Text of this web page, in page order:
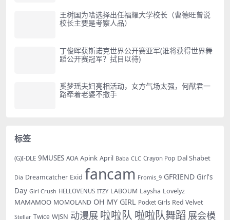
王树国为啥选择出任福耀大学校长（曹德旺曾说
校长主要是考察人品）
丁俊晖获斯诺克世界公开赛亚军(谁将获得世界舞
蹈公开赛冠军？拭目以待)
奚梦瑶夫妇亮相活动，女方气场太强，何猷君一
路牵着老婆不撒手
标签
(G)I-DLE 9MUSES AOA Apink April Baba CLC Crayon Pop Dal Shabet
Dia Dreamcatcher Exid fancam Fromis_9 GFRIEND Girl's
Day Girl Crush HELLOVENUS ITZY LABOUM Laysha Lovelyz
MAMAMOO MOMOLAND OH MY GIRL Pocket Girls Red Velvet
Stellar Twice WJSN 动漫展 啦啦队 啦啦队舞蹈 展会模